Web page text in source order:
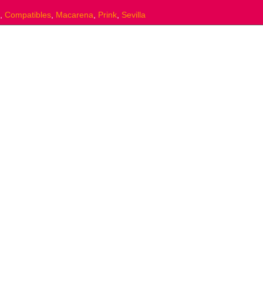
Compatibles Macarena Prink Sevilla